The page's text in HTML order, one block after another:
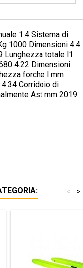
1.4 Sistema di
1000 Dimensioni 4.4
Lunghezza totale l1
4.22 Dimensioni
forche l mm
Corridoio di
Ast mm 2019
>
<